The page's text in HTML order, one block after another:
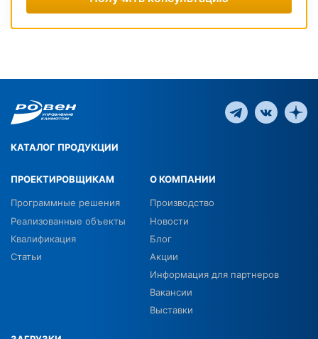
КАТАЛОГ ПРОДУКЦИИ
ПРОЕКТИРОВЩИКАМ
Программные решения
Реализованные объекты
Квалификация
Статьи
О КОМПАНИИ
Производство
Новости
Блог
Акции
Информация для партнеров
Вакансии
Выставки